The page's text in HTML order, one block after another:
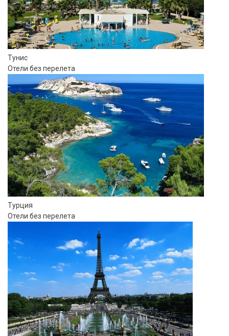
Тунис
Отели без перелета
Турция
Отели без перелета